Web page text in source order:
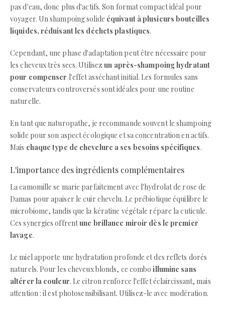
pas d'eau, donc plus d'actifs. Son format compact idéal pour
voyager. Un shampoing solide équivaut à plusieurs bouteilles
liquides, réduisant les déchets plastiques.
Cependant, une phase d'adaptation peut être nécessaire pour
les cheveux très secs. Utilisezun après-shampoing hydratant
pour compenser l'effet asséchant initial. Les formules sans
conservateurs controversés sont idéales pour une routine
naturelle.
En tant que naturopathe, je recommande souvent le shampoing
solide pour son aspect écologique et sa concentration en actifs.
Mais chaque type de chevelure a ses besoins spécifiques.
L'importance des ingrédients complémentaires
La camomille se marie parfaitement avec l'hydrolat de rose de
Damas pour apaiser le cuir chevelu. Le prébiotique équilibre le
microbiome, tandis que la kératine végétale répare la cuticule.
Ces synergies offrentune brillance miroir dès le premier
lavage.
Le miel apporte une hydratation profonde et des reflets dorés
naturels. Pour les cheveux blonds, ce comboillumine sans
altérer la couleur. Le citron renforce l'effet éclaircissant, mais
attention : il est photosensibilisant. Utilisez-le avec modération.